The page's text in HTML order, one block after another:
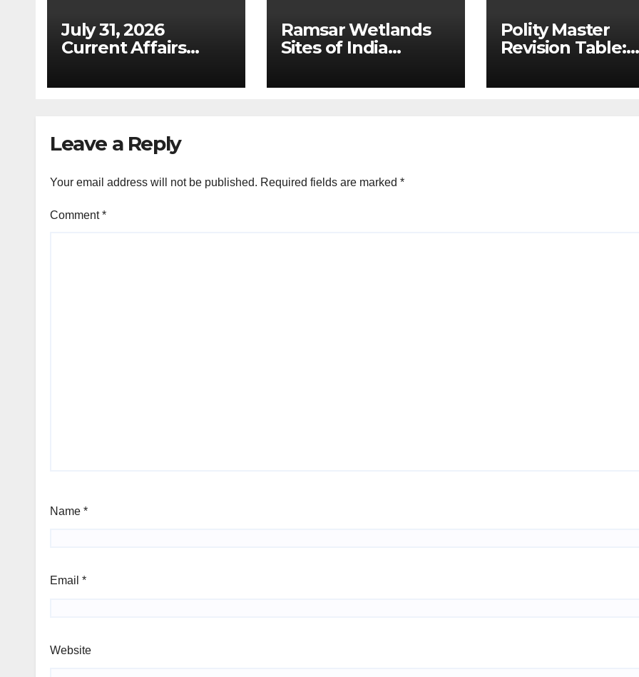
July 31, 2026
Current Affairs
Digital Competition
Tech (UPSC GS 2 &
GS 3)
Ramsar Wetlands
Sites of India
Table & State-wise
Polity Master
Revision Table:
Non-
Leave a Reply
Your email address will not be published. Required fields are marked *
Comment*
Name *
Email *
Website